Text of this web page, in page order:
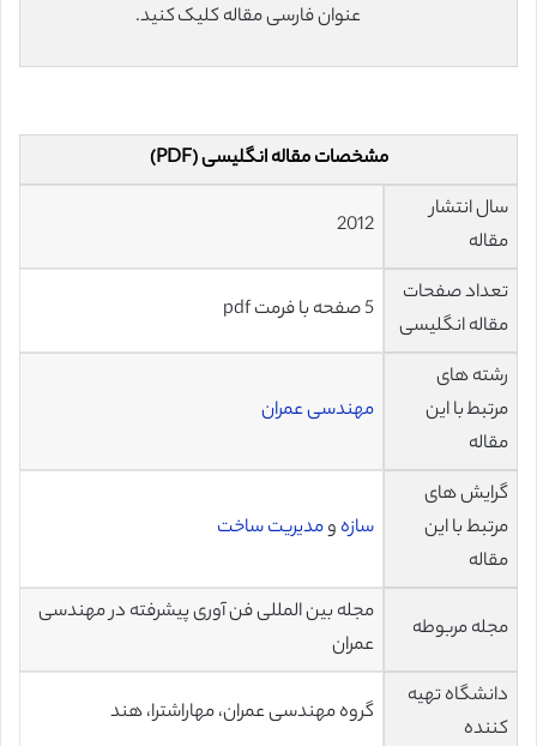
عنوان فارسی مقاله کلیک کنید.
مشخصات مقاله انگلیسی (PDF)
سال انتشار
مقاله
2012
تعداد صفحات
مقاله انگلیسی
5 صفحه با فرمت pdf
رشته های
مرتبط با این
مقاله
مهندسی عمران
گرایش های
مرتبط با این
مقاله
سازه ومدیریت ساخت
مجله مربوطه
مجله بین المللی فن آوری پیشرفته در مهندسی
عمران
دانشگاه تهیه
کننده
گروه مهندسی عمران، مهاراشترا، هند